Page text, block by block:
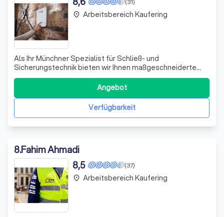
Als Ihr Münchner Spezialist für Schließ- und
Sicherungstechnik bieten wir Ihnen maßgeschneiderte
Sicherheitslösungen, die auf Ihre individuellen
Bedürfnisse abgestimmt sind. Von der ersten Beratung
über die fachgerechte Installation bis hin zur
regelmäßigen Wartung und unserem 24-Stunden-Service
Verfügbarkeit
Angebot
place Arbeitsbereich Kaufering
8.Fahim Ahmadi
(37)
8,5
place Arbeitsbereich Kaufering